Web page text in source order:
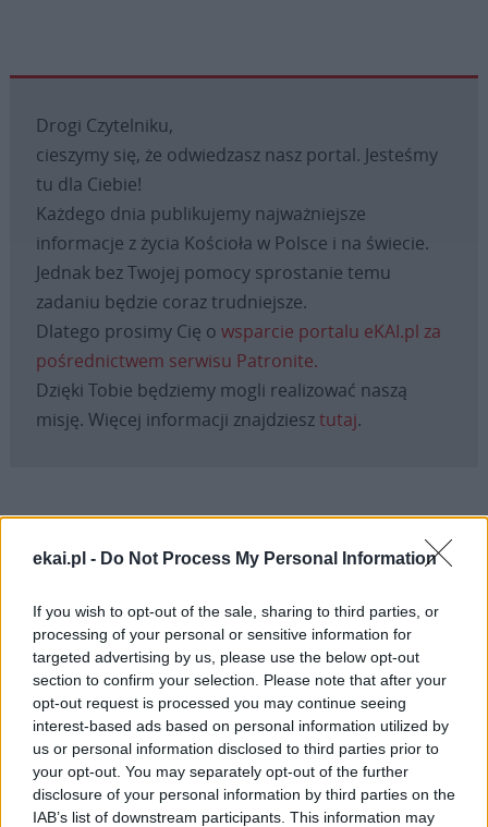
ekai.pl - Do Not Process My Personal Information
If you wish to opt-out of the sale, sharing to third parties, or
processing of your personal or sensitive information for
targeted advertising by us, please use the below opt-out
section to confirm your selection. Please note that after your
opt-out request is processed you may continue seeing
interest-based ads based on personal information utilized by
us or personal information disclosed to third parties prior to
your opt-out. You may separately opt-out of the further
disclosure of your personal information by third parties on the
IAB’s list of downstream participants. This information may
Drogi Czytelniku,
cieszymy się, że odwiedzasz nasz portal. Jesteśmy
tu dla Ciebie!
Każdego dnia publikujemy najważniejsze
informacje z życia Kościoła w Polsce i na świecie.
Jednak bez Twojej pomocy sprostanie temu
zadaniu będzie coraz trudniejsze.
Dlatego prosimy Cię o wsparcie portalu eKAI.pl za
pośrednictwem serwisu Patronite.
Dzięki Tobie będziemy mogli realizować naszą
misję. Więcej informacji znajdziesztutaj.
Link
Wersja do druku
ABP MAREK JĘDRASZEWSKI
KRAKOWSKA
OŁTARZ POŚWIECENIE WIT STWOSZ